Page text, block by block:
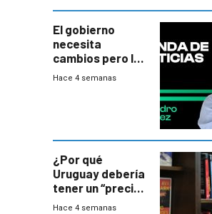
El gobierno
necesita
cambios pero los
ministros tienen
Hace 4 semanas
¿Por qué
Uruguay debería
tener un “precio
único” en los
Hace 4 semanas